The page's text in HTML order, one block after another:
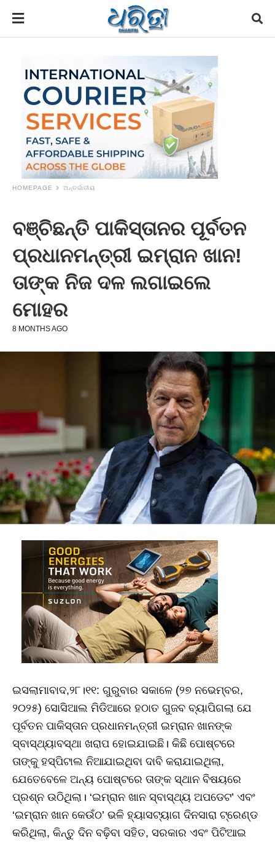
HOMEPAGE ଅନ୍ତର୍ଜାତୀୟ
ବଞ୍ଚିଛନ୍ତି ପାକିସ୍ତାନର ପୂର୍ବତନ
ପ୍ରଧାନମନ୍ତ୍ରୀ ଇମ୍ରାନ ଖାନ!
ତାଙ୍କ ନିଜ ଦଳ ଲଗାଇଲେ
ମୋହର
8 MONTHS AGO
ଇସଲାମାବାଦ,୨୮।୧୧: ଗୁରୁବାର ସକାଳେ (୨୭ ନଭେମ୍ବର,
୨୦୨୫) ସୋସିଆଲ ମିଡିଆରେ ହଠାତ ଗୁଜବ ବ୍ୟାପିଗଲା ଯେ
ପୂର୍ବତନ ପାକିସ୍ତାନ ପ୍ରଧାନମନ୍ତ୍ରୀ ଇମ୍ରାନ ଖାନଙ୍କ
ସ୍ବାସ୍ଥ୍ୟାବସ୍ଥା ଖରାପ ହୋଇଯାଇଛି। କିଛି ପୋଷ୍ଟରେ
ତାଙ୍କୁ ହସ୍ପିଟାଲ ନିଆଯାଇଥିବା ଦାବି କରାଯାଇଥିଲା,
ଯେତେବେଳେ ଅନ୍ୟ ପୋଷ୍ଟରେ ତାଙ୍କ ସ୍ଥାନ ବିଷୟରେ
ପ୍ରଶ୍ନ ଉଠିଥିଲା। ‘ଇମ୍ରାନ ଖାନ ସ୍ବାସ୍ଥ୍ୟ ଅପଡେଟ’ ଏବଂ
‘ଇମ୍ରାନ ଖାନ କେଉଁଠ’ ଭଳି ହ୍ୟାସଟ୍ୟାଗ ଦିନସାରା ଟ୍ରେଣ୍ଡ
କରିଥିଲା, କିନ୍ତୁ ଦିନ ବଢ଼ିବା ସହିତ, ସରକାର ଏବଂ ପିଟିଆଇ